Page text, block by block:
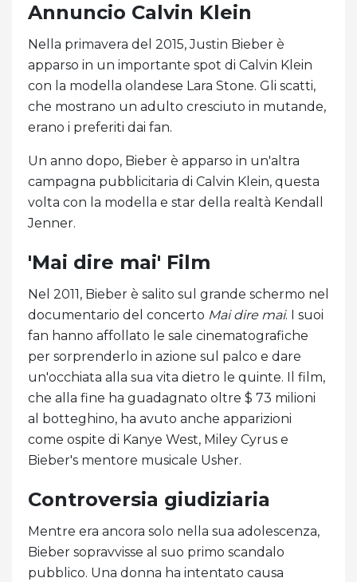
Annuncio Calvin Klein
Nella primavera del 2015, Justin Bieber è
apparso in un importante spot di Calvin Klein
con la modella olandese Lara Stone. Gli scatti,
che mostrano un adulto cresciuto in mutande,
erano i preferiti dai fan.
Un anno dopo, Bieber è apparso in un'altra
campagna pubblicitaria di Calvin Klein, questa
volta con la modella e star della realtà Kendall
Jenner.
'Mai dire mai' Film
Nel 2011, Bieber è salito sul grande schermo nel
documentario del concerto Mai dire mai. I suoi
fan hanno affollato le sale cinematografiche
per sorprenderlo in azione sul palco e dare
un'occhiata alla sua vita dietro le quinte. Il film,
che alla fine ha guadagnato oltre $ 73 milioni
al botteghino, ha avuto anche apparizioni
come ospite di Kanye West, Miley Cyrus e
Bieber's mentore musicale Usher.
Controversia giudiziaria
Mentre era ancora solo nella sua adolescenza,
Bieber sopravvisse al suo primo scandalo
pubblico. Una donna ha intentato causa